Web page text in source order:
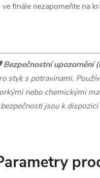
ve finále nezapomeňte na
Bezpečnostní upozornění
styk s potravinami.
nebo chemickými
jsou k